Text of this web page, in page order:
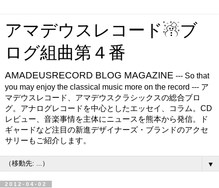
アマデウスレコード☃ブ
ログ組曲第４番
AMADEUSRECORD BLOG MAGAZINE --- So that
you may enjoy the classical music more on the record --- ア
マデウスレコード、アマデウスクラシックスの総合ブロ
グ。アナログレコードを中心としたエッセイ、コラム。CD
レビュー、音楽事情を主体にニュースを熊本から発信。ド
ギャードなど注目の新進デザイナーズ・ブランドのアクセ
サリーもご紹介します。
▼
2012-04-02